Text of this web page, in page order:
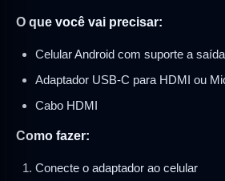
O que você vai precisar:
Celular Android com suporte a
Adaptador USB-C para HDMI ou
Cabo HDMI
Como fazer:
Conecte o adaptador ao celular